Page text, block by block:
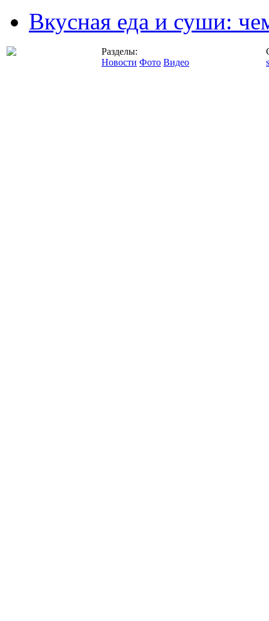
Вкусная еда и суши:
Разделы:
Новости Фото Видео